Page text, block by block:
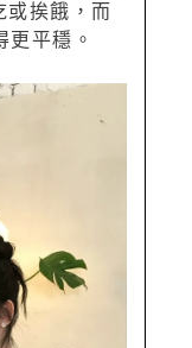
或挨餓，而
更平穩。